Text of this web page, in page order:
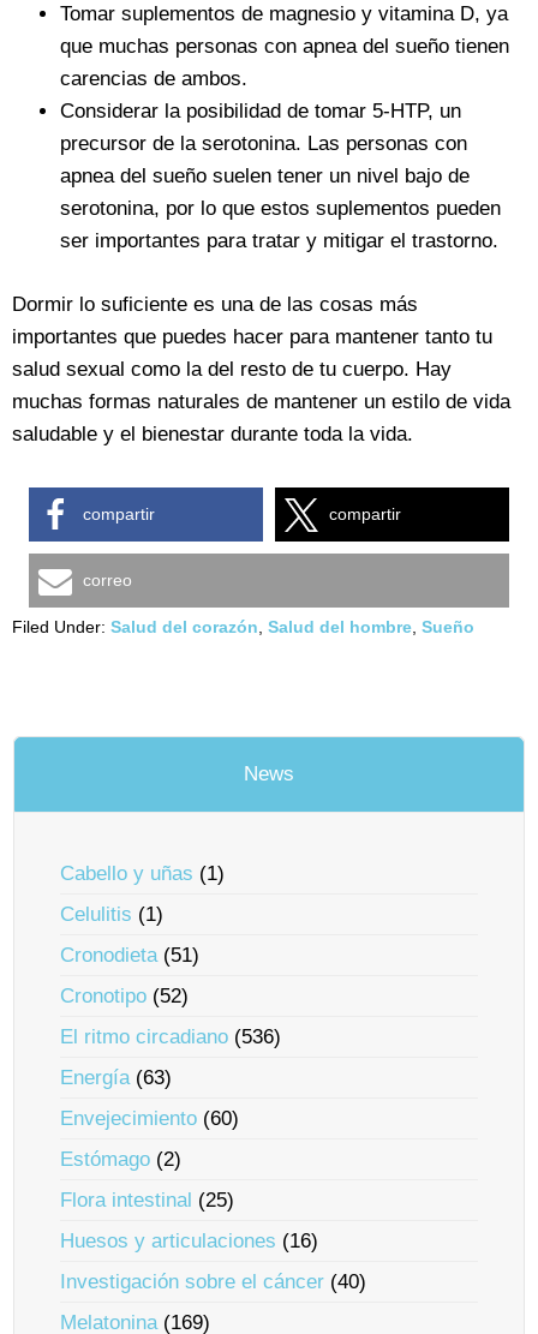
Tomar suplementos de magnesio y vitamina D, ya
que muchas personas con apnea del sueño tienen
carencias de ambos.
Considerar la posibilidad de tomar 5-HTP, un
precursor de la serotonina. Las personas con
apnea del sueño suelen tener un nivel bajo de
serotonina, por lo que estos suplementos pueden
ser importantes para tratar y mitigar el trastorno.
Dormir lo suficiente es una de las cosas más
importantes que puedes hacer para mantener tanto tu
salud sexual como la del resto de tu cuerpo. Hay
muchas formas naturales de mantener un estilo de vida
saludable y el bienestar durante toda la vida.
compartir compartir
correo
Filed Under: Salud del corazón Salud del hombre Sueño
News
Cabello y uñas (1)
Celulitis (1)
Cronodieta(51)
Cronotipo (52)
El ritmo circadiano (536)
Energía(63)
Envejecimiento (60)
Estómago (2)
Flora intestinal (25)
Huesos y articulaciones (16)
Investigación sobre el cáncer (40)
Melatonina(169)